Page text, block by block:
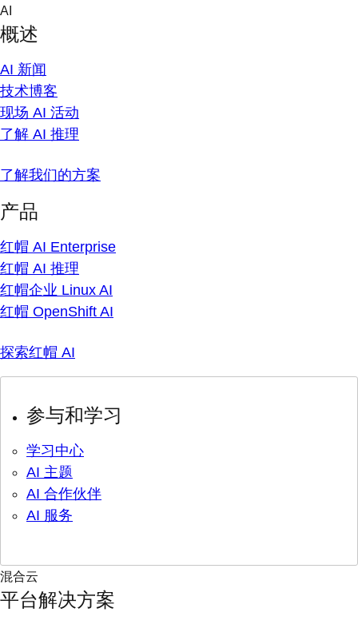
Skip
content
AI
概述
AI 新闻
技术博客
现场 AI 活动
了解 AI 推理
了解我们的方案
产品
红帽 AI Enterprise
红帽 AI 推理
红帽企业 Linux AI
红帽 OpenShift AI
探索红帽 AI
参与和学习
学习中心
AI 主题
AI 合作伙伴
AI 服务
混合云
平台解决方案